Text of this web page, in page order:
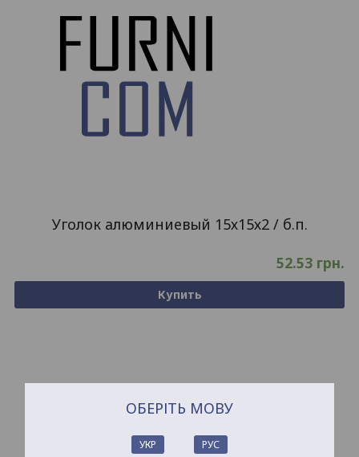
Уголок алюминиевый 15х15х2 / б.п.
52.53 грн.
Купить
ОБЕРІТЬ МОВУ
УКР РУС